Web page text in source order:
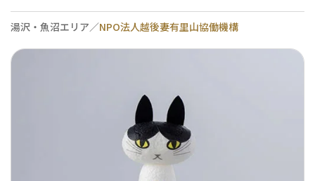
湯沢・魚沼エリア／NPO法人越後妻有里山協働機構